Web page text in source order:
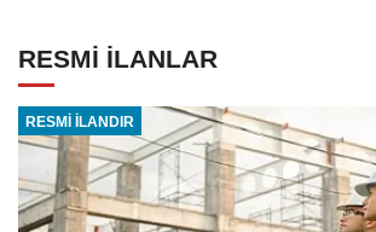
RESMİ İLANLAR
RESMİ İLANDIR